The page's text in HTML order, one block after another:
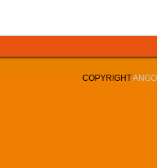
COPYRIGHT